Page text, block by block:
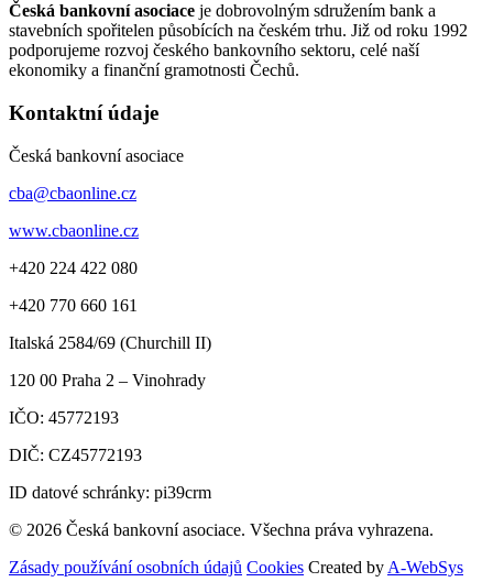
Česká bankovní asociace je dobrovolným sdružením bank a
stavebních spořitelen působících na českém trhu. Již od roku 1992
podporujeme rozvoj českého bankovního sektoru, celé naší
ekonomiky a finanční gramotnosti Čechů.
Kontaktní údaje
Česká bankovní asociace
cba@cbaonline.cz
www.cbaonline.cz
+420 224 422 080
+420 770 660 161
Italská 2584/69 (Churchill II)
120 00 Praha 2 – Vinohrady
IČO: 45772193
DIČ: CZ45772193
ID datové schránky: pi39crm
© 2026 Česká bankovní asociace. Všechna práva vyhrazena.
Zásady používání osobních údajů Cookies Created by A-WebSys